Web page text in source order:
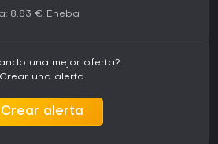
8,83 € Eneba
una mejor oferta?
Crear una alerta.
Crear alerta